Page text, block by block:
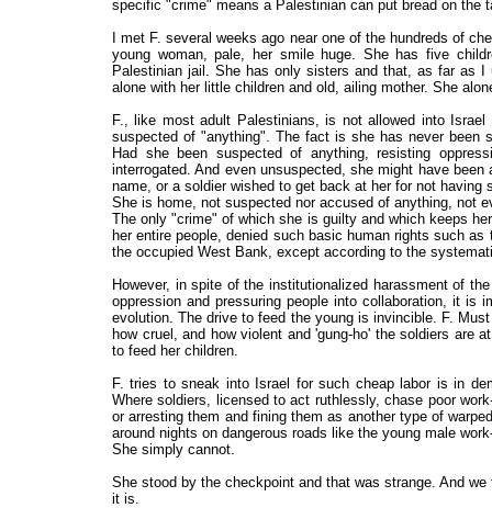
specific "crime" means a Palestinian can put bread on
I met F. several weeks ago near one of the hundreds of
young woman, pale, her smile huge. She has five
Palestinian jail. She has only sisters and that, as far as
alone with her little children and old, ailing mother. She
F., like most adult Palestinians, is not allowed into
suspected of "anything". The fact is she has never been
Had she been suspected of anything, resisting
interrogated. And even unsuspected, she might have
name, or a soldier wished to get back at her for not
She is home, not suspected nor accused of anything, not
The only "crime" of which she is guilty and which keeps
her entire people, denied such basic human rights such
the occupied West Bank, except according to the
However, in spite of the institutionalized harassment of
oppression and pressuring people into collaboration, it is
evolution. The drive to feed the young is invincible. F.
how cruel, and how violent and 'gung-ho' the soldiers are
to feed her children.
F. tries to sneak into Israel for such cheap labor is in
Where soldiers, licensed to act ruthlessly, chase poor
or arresting them and fining them as another type of
around nights on dangerous roads like the young male
She simply cannot.
She stood by the checkpoint and that was strange. And
it is.